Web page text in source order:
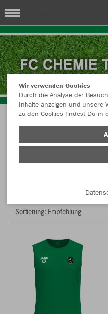
FC
Wir verwenden Cookies
Durch die Analyse der
Inhalte anzeigen und unsere
zu den Cookies findest Du in